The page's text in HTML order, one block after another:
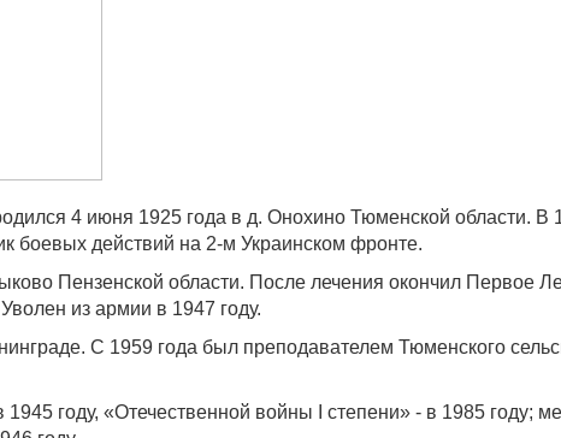
4 июня 1925 года в д. Онохино Тюменской области.
боевых действий на 2-м Украинском фронте.
Пензенской области. После лечения окончил Первое
из армии в 1947 году.
С 1959 года был преподавателем Тюменского
году, «Отечественной войны I степени» - в 1985 году;